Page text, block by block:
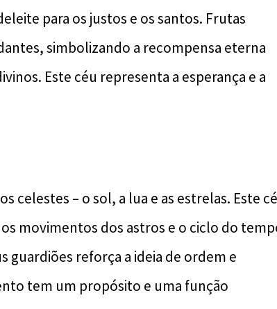
para os justos e os santos. Frutas
simbolizando a recompensa eterna
Este céu representa a esperança e a
celestes – o sol, a lua e as estrelas. Este
movimentos dos astros e o ciclo do
guardiões reforça a ideia de ordem e
tem um propósito e uma função